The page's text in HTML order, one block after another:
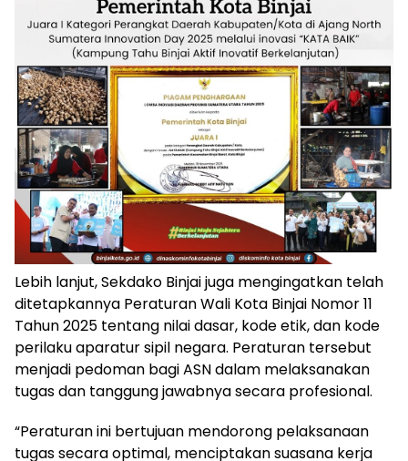
Lebih lanjut, Sekdako Binjai juga mengingatkan telah
ditetapkannya Peraturan Wali Kota Binjai Nomor 11
Tahun 2025 tentang nilai dasar, kode etik, dan kode
perilaku aparatur sipil negara. Peraturan tersebut
menjadi pedoman bagi ASN dalam melaksanakan
tugas dan tanggung jawabnya secara profesional.
“Peraturan ini bertujuan mendorong pelaksanaan
tugas secara optimal, menciptakan suasana kerja